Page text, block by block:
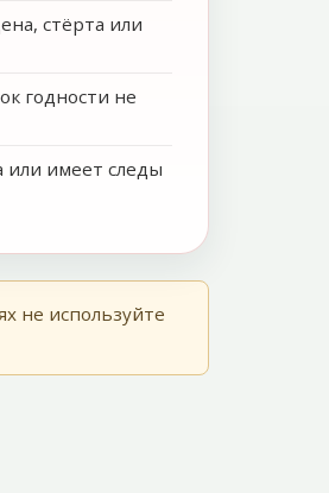
стёрта или
годности не
или имеет следы
не используйте